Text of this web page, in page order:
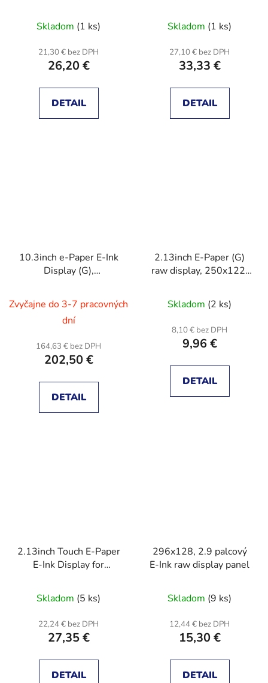
Red/Black/White, SPI
Communication
Skladom (1 ks)
21,30 € bez DPH
26,20 €
DETAIL
Communication
Skladom (1 ks)
27,10 € bez DPH
33,33 €
DETAIL
10.3inch e-Paper E-Ink
Display (G),
Black / White, Without
Driver HAT
Zvyčajne do 3-7 pracovných
dní
164,63 € bez DPH
202,50 €
DETAIL
2.13inch E-Paper (G)
raw display, 250x122,
Skladom (2 ks)
8,10 € bez DPH
9,96 €
DETAIL
2.13inch Touch E-Paper
E-Ink Display for
250×122, ABS Case
Skladom (5 ks)
22,24 € bez DPH
27,35 €
DETAIL
296x128, 2.9 palcový
E-Ink raw display panel
Skladom (9 ks)
12,44 € bez DPH
15,30 €
DETAIL